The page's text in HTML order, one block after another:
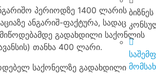
ბიზნეს
ანგარიშ-ფაქტურა, სადაც
გადახდილი საქონლის
თანხა 400 ლარი.